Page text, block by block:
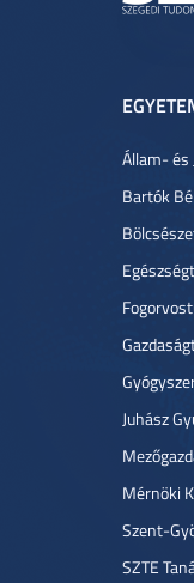
Állam- és
Bartók
Juhász
Mérnöki
Szent-
SZTE